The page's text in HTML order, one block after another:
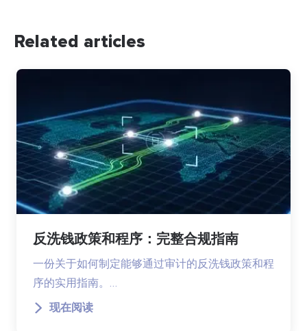
Related articles
反洗钱政策和程序：完整合规指南
一份关于如何制定能够通过审计的反洗钱政策和程
序的实用指南。…
现在阅读